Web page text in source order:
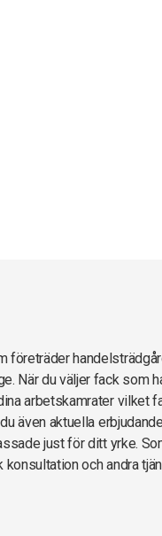
företräder
När du väljer fack som
arbetskamrater vilket
även aktuella
just för ditt yrke.
konsultation och andra